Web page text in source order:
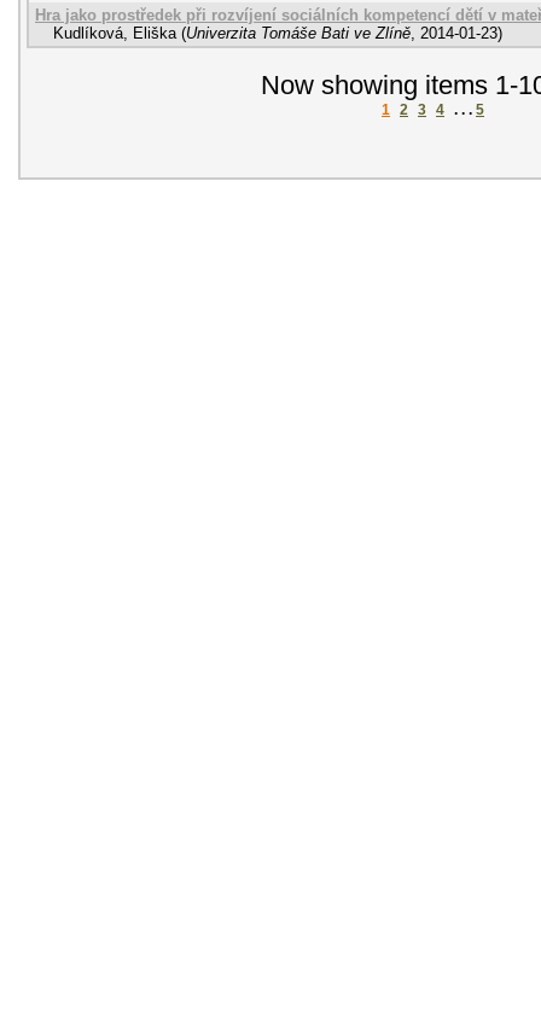
Hra jako prostředek při rozvíjení sociálních kompetencí dětí v
Kudlíková, Eliška (Univerzita Tomáše Bati ve Zlíně 2014-01-23)
Now showing items 1-
1 2 3 4 . . . 5